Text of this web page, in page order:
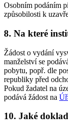
Osobním podáním
způsobilosti k
8. Na které
Žádost o vydání
manželství se
pobytu, popř. dle
republiky před
Pokud žadatel na
podává žádost na
10. Jaké